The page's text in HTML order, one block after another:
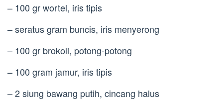
– 100 gr wortel, iris tipis
– seratus gram buncis, iris menyerong
– 100 gr brokoli, potong-potong
– 100 gram jamur, iris tipis
– 2 siung bawang putih, cincang halus